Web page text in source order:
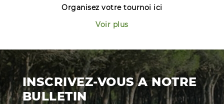
Organisez votre tournoi ici
Voir plus
INSCRIVEZ-VOUS A NOTRE
BULLETIN